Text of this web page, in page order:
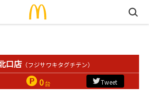
口店 （フジサワキタグチテン）
0台 Tweet